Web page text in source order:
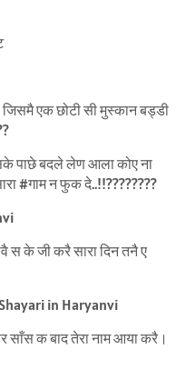
जिसमै एक छोटी सी मुस्कान बड्डी
पाछे बदले लेण आला कोए ना
#गाम न फुक दे..!!????????
के जी करै सारा दिन तनै ए
क बाद तेरा नाम आया करै।